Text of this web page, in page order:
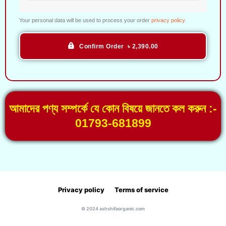
Your personal data will be used to process your order privacy policy.
Confirm Order ৳ 2,390.00
আমাদের পণ্য সম্পর্কে যে কোন বিষয়ে জানতে কল করুন :-
01793-681899
Privacy policy Terms of service
© 2024 ashshifaorganic.com